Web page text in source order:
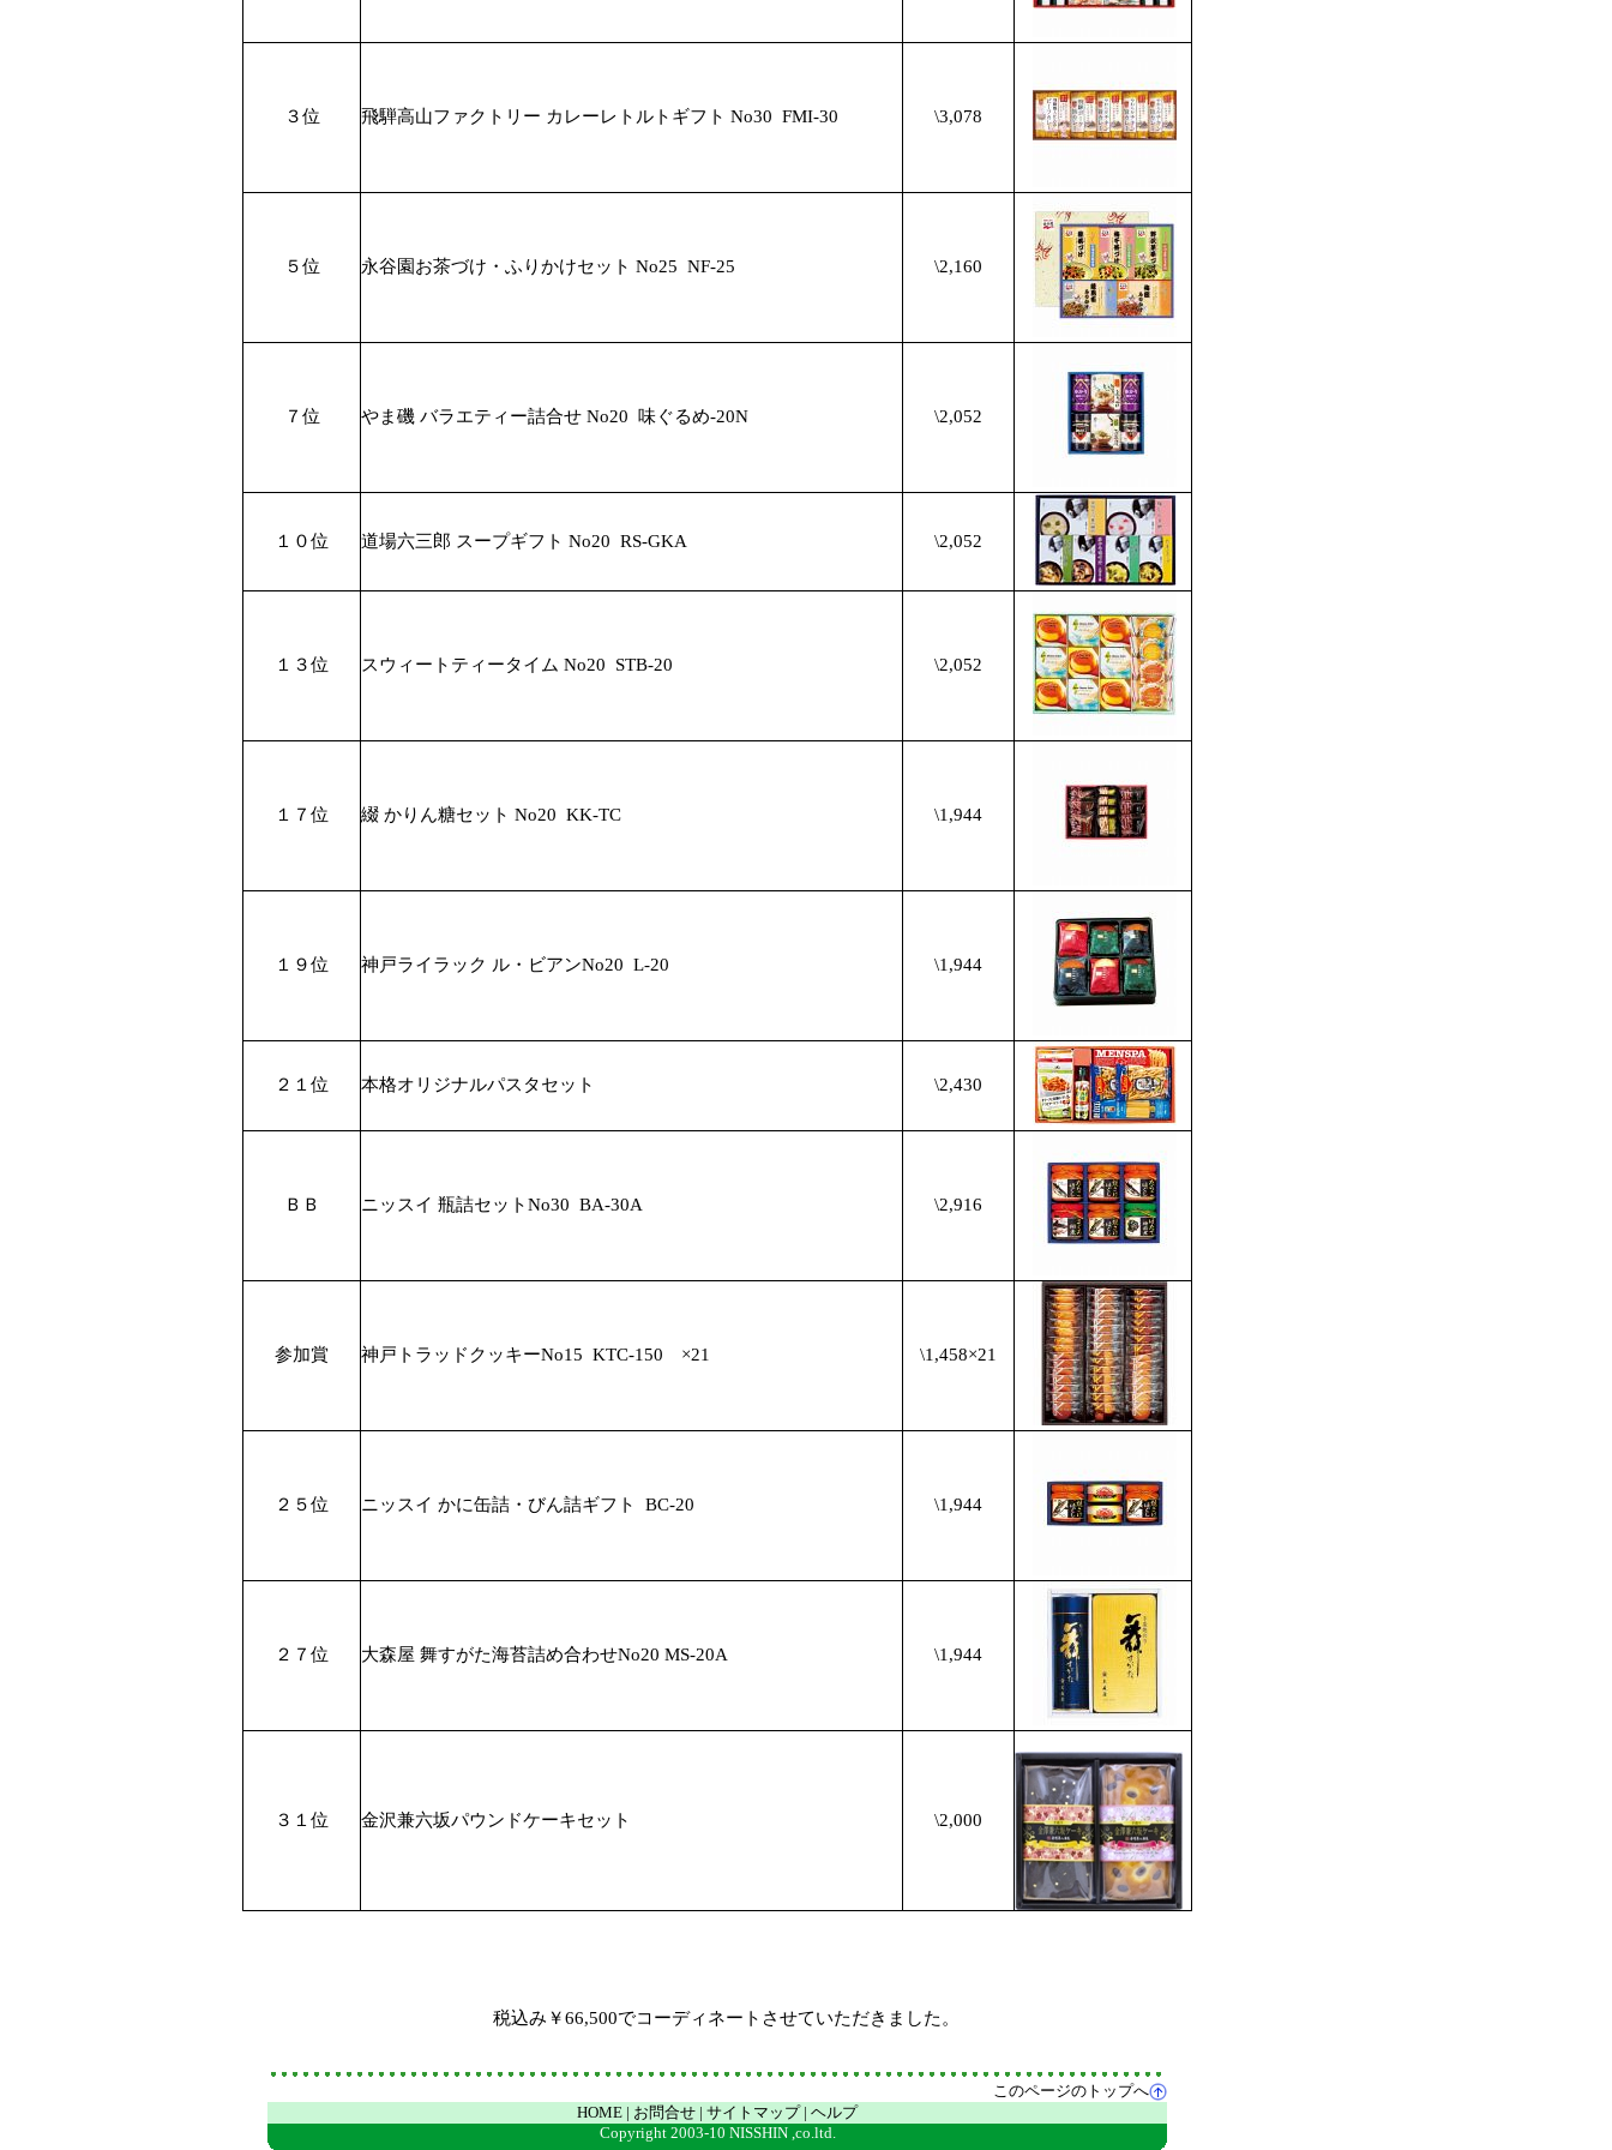
３位 飛騨高山ファクトリー カレーレトルトギフト No30 FMI-30 \3,078
５位 永谷園お茶づけ・ふりかけセット No25 NF-25 \2,160
７位 やま磯 バラエティー詰合せ No20 味ぐるめ-20N \2,052
１０位 道場六三郎 スープギフト No20 RS-GKA \2,052
１３位 スウィートティータイム No20 STB-20 \2,052
１７位 綴 かりん糖セット No20 KK-TC \1,944
１９位 神戸ライラック ル・ビアンNo20 L-20 \1,944
２１位 本格オリジナルパスタセット \2,430
ＢＢ ニッスイ 瓶詰セットNo30 BA-30A \2,916
参加賞 神戸トラッドクッキーNo15 KTC-150 ×21 \1,458×21
２５位 ニッスイ かに缶詰・びん詰ギフト BC-20 \1,944
２７位 大森屋 舞すがた海苔詰め合わせNo20 MS-20A \1,944
３１位 金沢兼六坂パウンドケーキセット \2,000
税込み￥66,500でコーディネートさせていただきました。
このページのトップへ
HOME | お問合せ | サイトマップ | ヘルプ
Copyright 2003-10 NISSHIN ,co.ltd.